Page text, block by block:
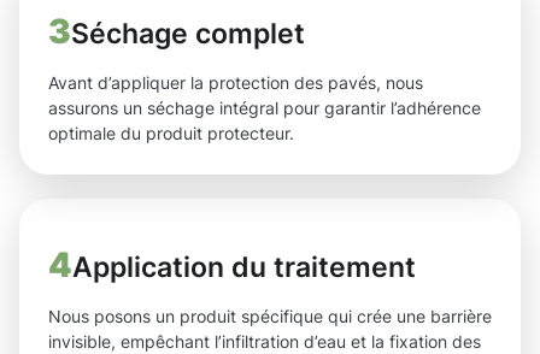
3Séchage complet
Avant d’appliquer la protection des pavés, nous
assurons un séchage intégral pour garantir l’adhérence
optimale du produit protecteur.
4Application du traitement
Nous posons un produit spécifique qui crée une barrière
invisible, empêchant l’infiltration d’eau et la fixation des